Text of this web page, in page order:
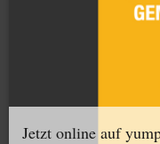
Jetzt online auf